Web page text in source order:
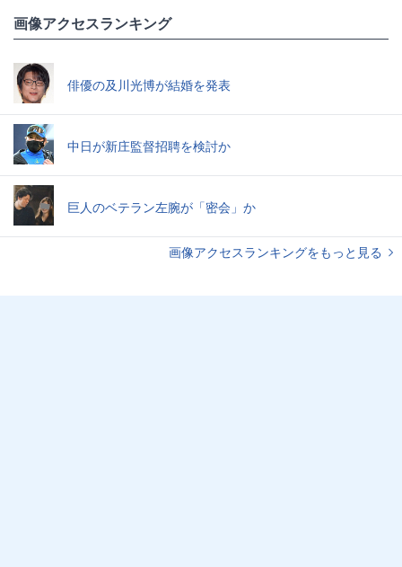
画像アクセスランキング
俳優の及川光博が結婚を発表
中日が新庄監督招聘を検討か
巨人のベテラン左腕が「密会」か
画像アクセスランキングをもっと見る